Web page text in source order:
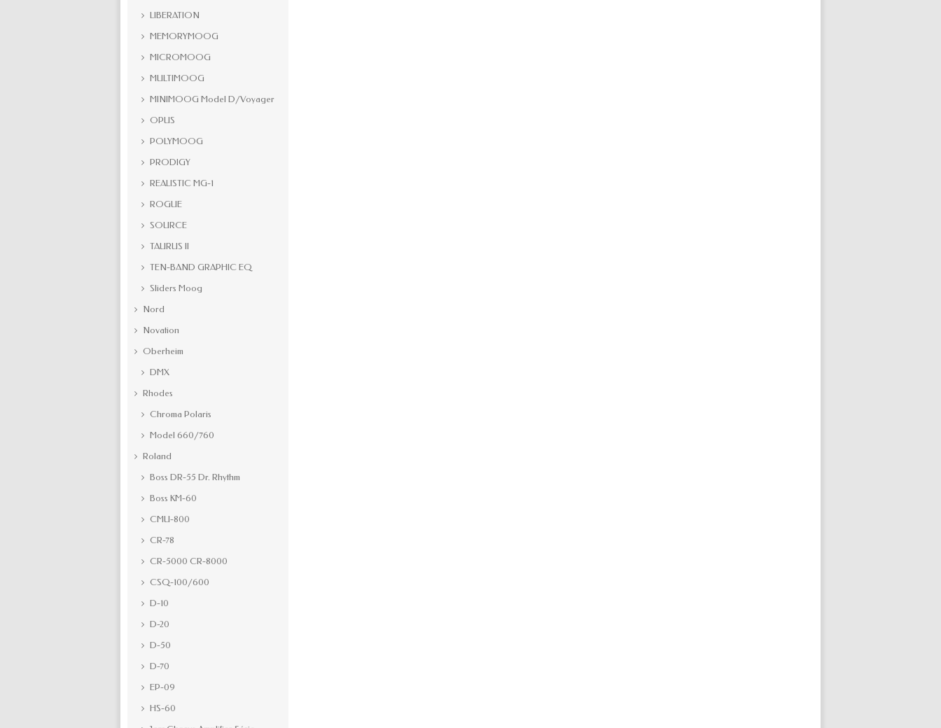
LIBERATION
MEMORYMOOG
MICROMOOG
MULTIMOOG
MINIMOOG Model D/Voyager
OPUS
POLYMOOG
PRODIGY
REALISTIC MG-1
ROGUE
SOURCE
TAURUS II
TEN-BAND GRAPHIC EQ
Sliders Moog
Nord
Novation
Oberheim
DMX
Rhodes
Chroma Polaris
Model 660/760
Roland
Boss DR-55 Dr. Rhythm
Boss KM-60
CMU-800
CR-78
CR-5000 CR-8000
CSQ-100/600
D-10
D-20
D-50
D-70
EP-09
HS-60